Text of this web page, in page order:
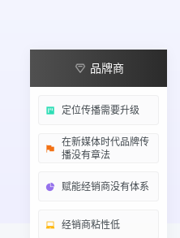
品牌商
定位传播需要升级
在新媒体时代品牌传
播没有章法
赋能经销商没有体系
经销商粘性低